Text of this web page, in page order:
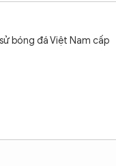
bóng đá Việt Nam cấp